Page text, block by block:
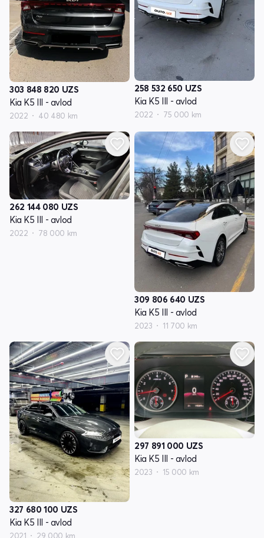
303 848 820 UZS
Kia K5 III - avlod
2022 40 480 km
258 532 650 UZS
Kia K5 III - avlod
2022 75 000 km
262 144 080 UZS
Kia K5 III - avlod
2022 78 000 km
309 806 640 UZS
Kia K5 III - avlod
2023 11 700 km
327 680 100 UZS
Kia K5 III - avlod
2021 29 000 km
297 891 000 UZS
Kia K5 III - avlod
2023 15 000 km